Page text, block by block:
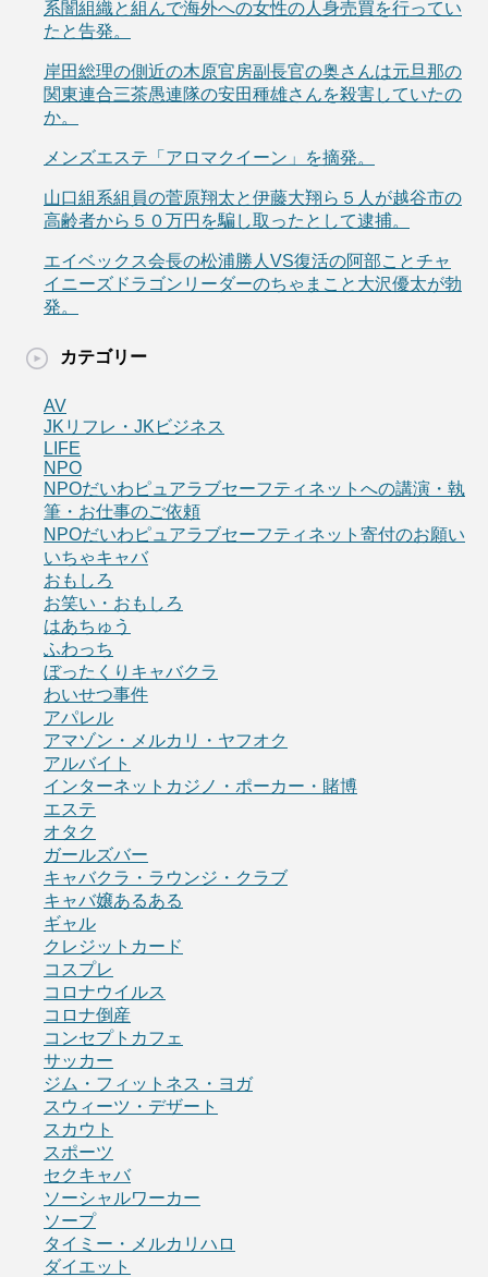
系闇組織と組んで海外への女性の人身売買を行ってい
たと告発。
岸田総理の側近の木原官房副長官の奥さんは元旦那の
関東連合三茶愚連隊の安田種雄さんを殺害していたの
か。
メンズエステ「アロマクイーン」を摘発。
山口組系組員の菅原翔太と伊藤大翔ら５人が越谷市の
高齢者から５０万円を騙し取ったとして逮捕。
エイベックス会長の松浦勝人VS復活の阿部ことチャ
イニーズドラゴンリーダーのちゃまこと大沢優太が勃
発。
カテゴリー
AV
JKリフレ・JKビジネス
LIFE
NPO
NPOだいわピュアラブセーフティネットへの講演・執
筆・お仕事のご依頼
NPOだいわピュアラブセーフティネット寄付のお願い
いちゃキャバ
おもしろ
お笑い・おもしろ
はあちゅう
ふわっち
ぼったくりキャバクラ
わいせつ事件
アパレル
アマゾン・メルカリ・ヤフオク
アルバイト
インターネットカジノ・ポーカー・賭博
エステ
オタク
ガールズバー
キャバクラ・ラウンジ・クラブ
キャバ嬢あるある
ギャル
クレジットカード
コスプレ
コロナウイルス
コロナ倒産
コンセプトカフェ
サッカー
ジム・フィットネス・ヨガ
スウィーツ・デザート
スカウト
スポーツ
セクキャバ
ソーシャルワーカー
ソープ
タイミー・メルカリハロ
ダイエット